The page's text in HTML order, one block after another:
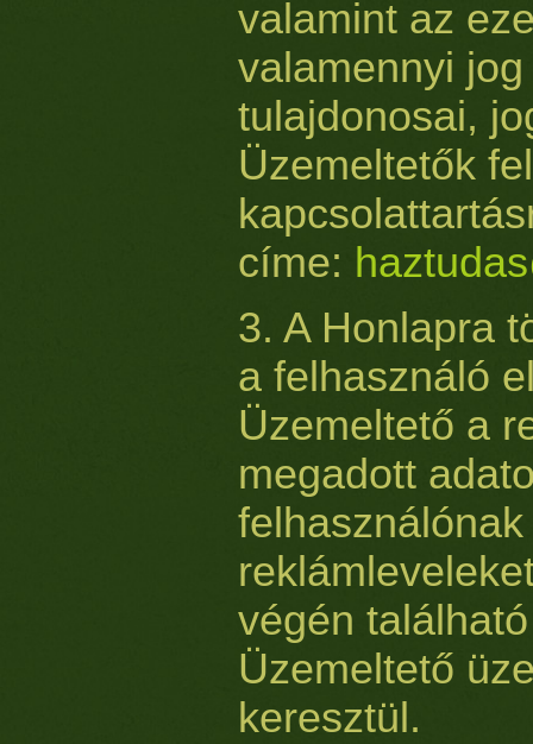
valamint az
valamennyi
tulajdonosai,
Üzemeltetők
címe:
3. A Honlapra
a felhasználó
Üzemeltető a
megadott
végén
Üzemeltető
keresztül.